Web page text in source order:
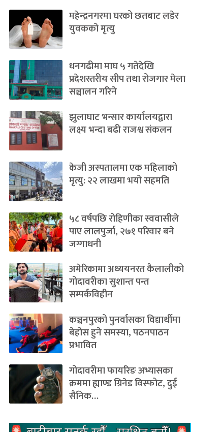
महेन्द्रनगरमा घरको छतबाट लडेर
युवकको मृत्यु
धनगढीमा माघ ५ गतेदेखि
प्रदेशस्तरीय सीप तथा रोजगार मेला
सञ्चालन गरिने
झुलाघाट भन्सार कार्यालयद्वारा
लक्ष्य भन्दा बढी राजश्व संकलन
केजी अस्पतालमा एक महिलाको
मृत्यु: २२ लाखमा भयो सहमति
५८ वर्षपछि रोहिणीका स्ववासीले
पाए लालपुर्जा, २७१ परिवार बने
जग्गाधनी
अमेरिकामा अध्ययनरत कैलालीको
गोदावरीका सुशान्त पन्त
सम्पर्कविहीन
कञ्चनपुरको पुनर्वासका विद्यार्थीमा
बेहोस हुने समस्या, पठनपाठन
प्रभावित
गोदावरीमा फायरिङ अभ्यासका
क्रममा ह्याण्ड ग्रिनेड विस्फोट, दुई
सैनिक…